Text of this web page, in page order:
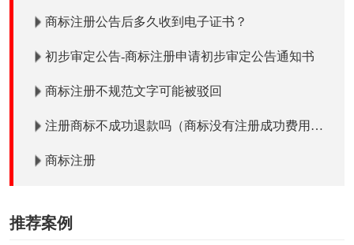
商标注册公告后多久收到电子证书？
初步审定公告-商标注册申请初步审定公告通知书
商标注册不规范文字可能被驳回
注册商标不成功退款吗（商标没有注册成功费用退
商标注册
推荐案例